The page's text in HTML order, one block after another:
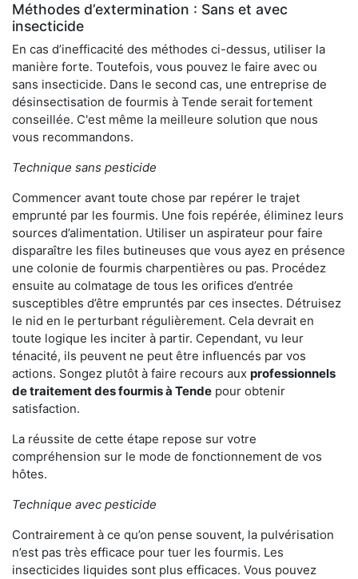
Méthodes d’extermination : Sans et avec
insecticide
En cas d’inefficacité des méthodes ci-dessus, utiliser la
manière forte. Toutefois, vous pouvez le faire avec ou
sans insecticide. Dans le second cas, une entreprise de
désinsectisation de fourmis à Tende serait fortement
conseillée. C'est même la meilleure solution que nous
vous recommandons.
Technique sans pesticide
Commencer avant toute chose par repérer le trajet
emprunté par les fourmis. Une fois repérée, éliminez leurs
sources d’alimentation. Utiliser un aspirateur pour faire
disparaître les files butineuses que vous ayez en présence
une colonie de fourmis charpentières ou pas. Procédez
ensuite au colmatage de tous les orifices d’entrée
susceptibles d’être empruntés par ces insectes. Détruisez
le nid en le perturbant régulièrement. Cela devrait en
toute logique les inciter à partir. Cependant, vu leur
ténacité, ils peuvent ne peut être influencés par vos
actions. Songez plutôt à faire recours aux professionnels
de traitement des fourmis à Tende pour obtenir
satisfaction.
La réussite de cette étape repose sur votre
compréhension sur le mode de fonctionnement de vos
hôtes.
Technique avec pesticide
Contrairement à ce qu’on pense souvent, la pulvérisation
n’est pas très efficace pour tuer les fourmis. Les
insecticides liquides sont plus efficaces. Vous pouvez